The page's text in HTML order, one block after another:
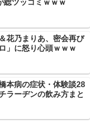
「JCBは情弱」大合戦
最強の薬丸自顕流→達人
、今見るとアウトすぎ
店ケンカ祭り→「今日は
総ツッコミｗｗｗ
花乃まりあ、密会再び
」に怒り心頭ｗｗｗ
本病の症状・体験談28
ラーヂンの飲み方まと